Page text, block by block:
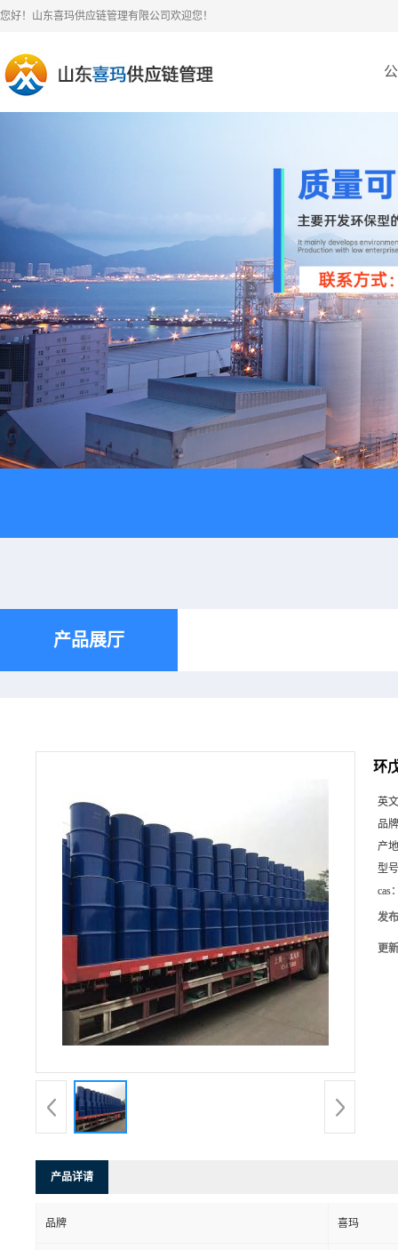
您好！山东喜玛供应链管理有限公司欢迎您！
产品展厅
环
英
品
产
型
cas
发
更
产品详请
品牌 喜玛